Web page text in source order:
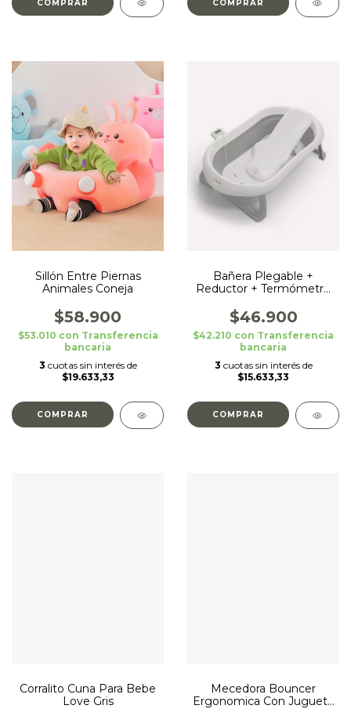
Sillón Entre Piernas
Animales Coneja
$58.900
$53.010 con Transferencia
bancaria
3 cuotas sin interés de
$19.633,33
Bañera Plegable +
Reductor + Termómetro
$46.900
$42.210 con Transferencia
bancaria
3 cuotas sin interés de
$15.633,33
Corralito Cuna Para Bebe
Love Gris
Mecedora Bouncer
Ergonomica Con Juguete